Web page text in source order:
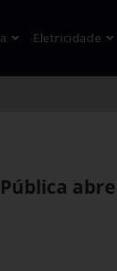
Eletricidade